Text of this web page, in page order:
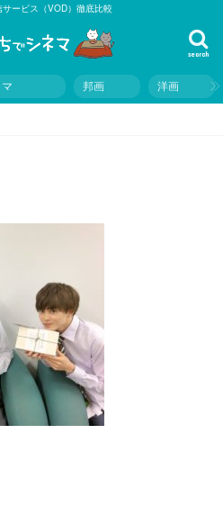
ービス（VOD）徹底比較
search
邦画 洋画